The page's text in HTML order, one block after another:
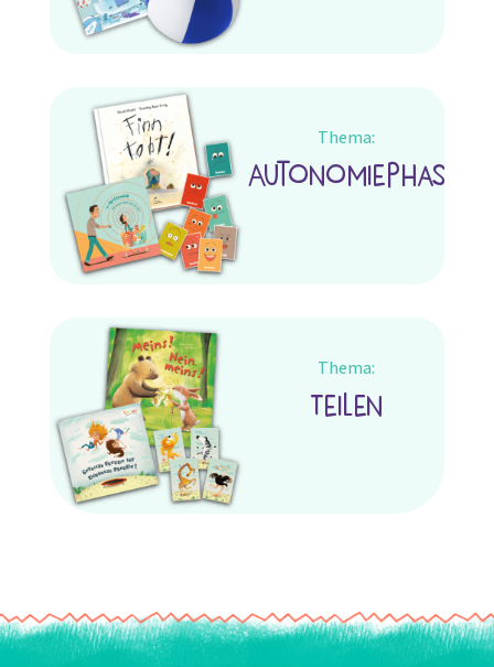
Thema:
Autonomiephase
Thema:
Teilen